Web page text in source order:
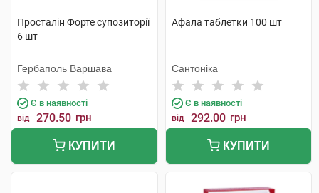
Просталін Форте супозиторії
6 шт
Гербаполь Варшава
Є в наявності
від 270.50 грн
КУПИТИ
Афала таблетки 100 шт
Сантоніка
Є в наявності
від 292.00 грн
КУПИТИ